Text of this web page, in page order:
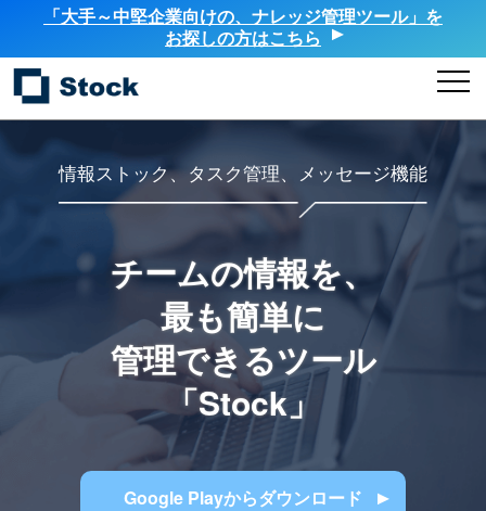
「大手～中堅企業向けの、ナレッジ管理ツール」を
お探しの方はこちら
情報ストック、タスク管理、メッセージ機能
チームの情報を、
最も簡単に
管理できるツール
「Stock」
Google Playからダウンロード